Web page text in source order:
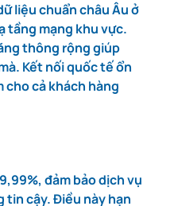
410 GB 100 Mbps
liệu chuẩn châu Âu ở
tầng mạng khu vực.
thông rộng giúp
Kết nối quốc tế ổn
cả khách hàng
đảm bảo dịch vụ
tin cậy. Điều này hạn